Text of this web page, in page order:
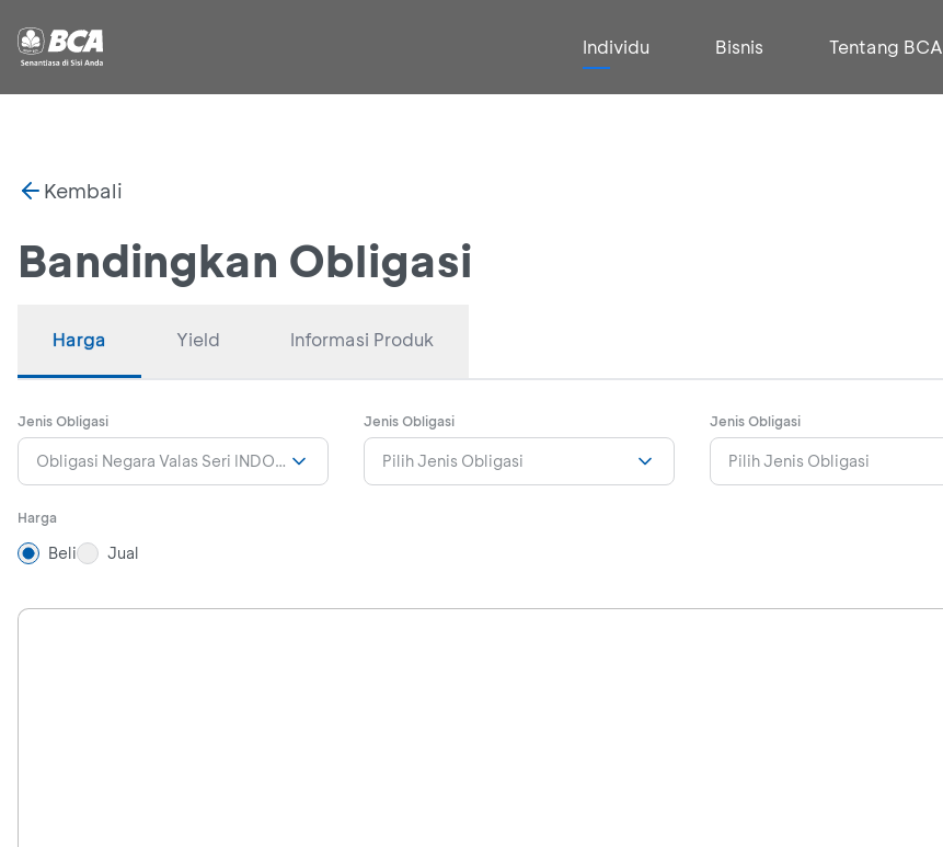
Individu Bisnis Tentang BCA
Kembali
Bandingkan Obligasi
Harga Yield Informasi Produk
Jenis Obligasi
Obligasi Negara Valas Seri INDOIS30
Jenis Obligasi
Pilih Jenis Obligasi
Jenis Obligasi
Pilih Jenis Obligasi
Harga
Beli Jual